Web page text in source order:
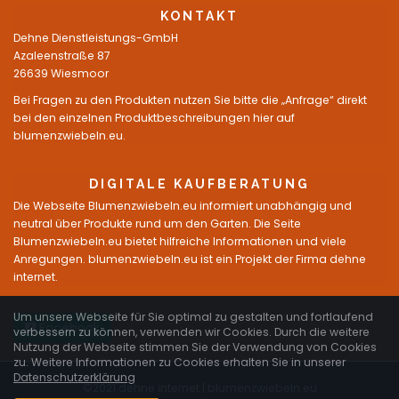
KONTAKT
Dehne Dienstleistungs-GmbH
Azaleenstraße 87
26639 Wiesmoor
Bei Fragen zu den Produkten nutzen Sie bitte die „Anfrage“ direkt
bei den einzelnen Produktbeschreibungen hier auf
blumenzwiebeln.eu.
DIGITALE KAUFBERATUNG
Die Webseite Blumenzwiebeln.eu informiert unabhängig und
neutral über Produkte rund um den Garten. Die Seite
Blumenzwiebeln.eu bietet hilfreiche Informationen und viele
Anregungen. blumenzwiebeln.eu ist ein Projekt der Firma dehne
internet.
Facebook
©2021 dehne internet |
Um unsere Webseite für Sie optimal zu gestalten und fortlaufend
verbessern zu können, verwenden wir Cookies. Durch die weitere
Nutzung der Webseite stimmen Sie der Verwendung von Cookies
zu. Weitere Informationen zu Cookies erhalten Sie in unserer
Datenschutzerklärung